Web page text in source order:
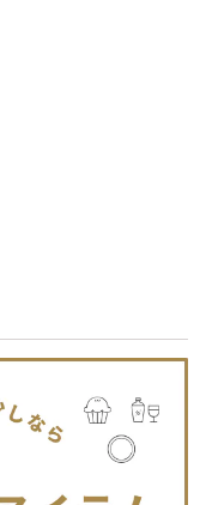
た。ありがとうござ
Jellycat ジェリーキャット | Bashful Tiger Huge とら ぬいぐるみ 大きいサイズ